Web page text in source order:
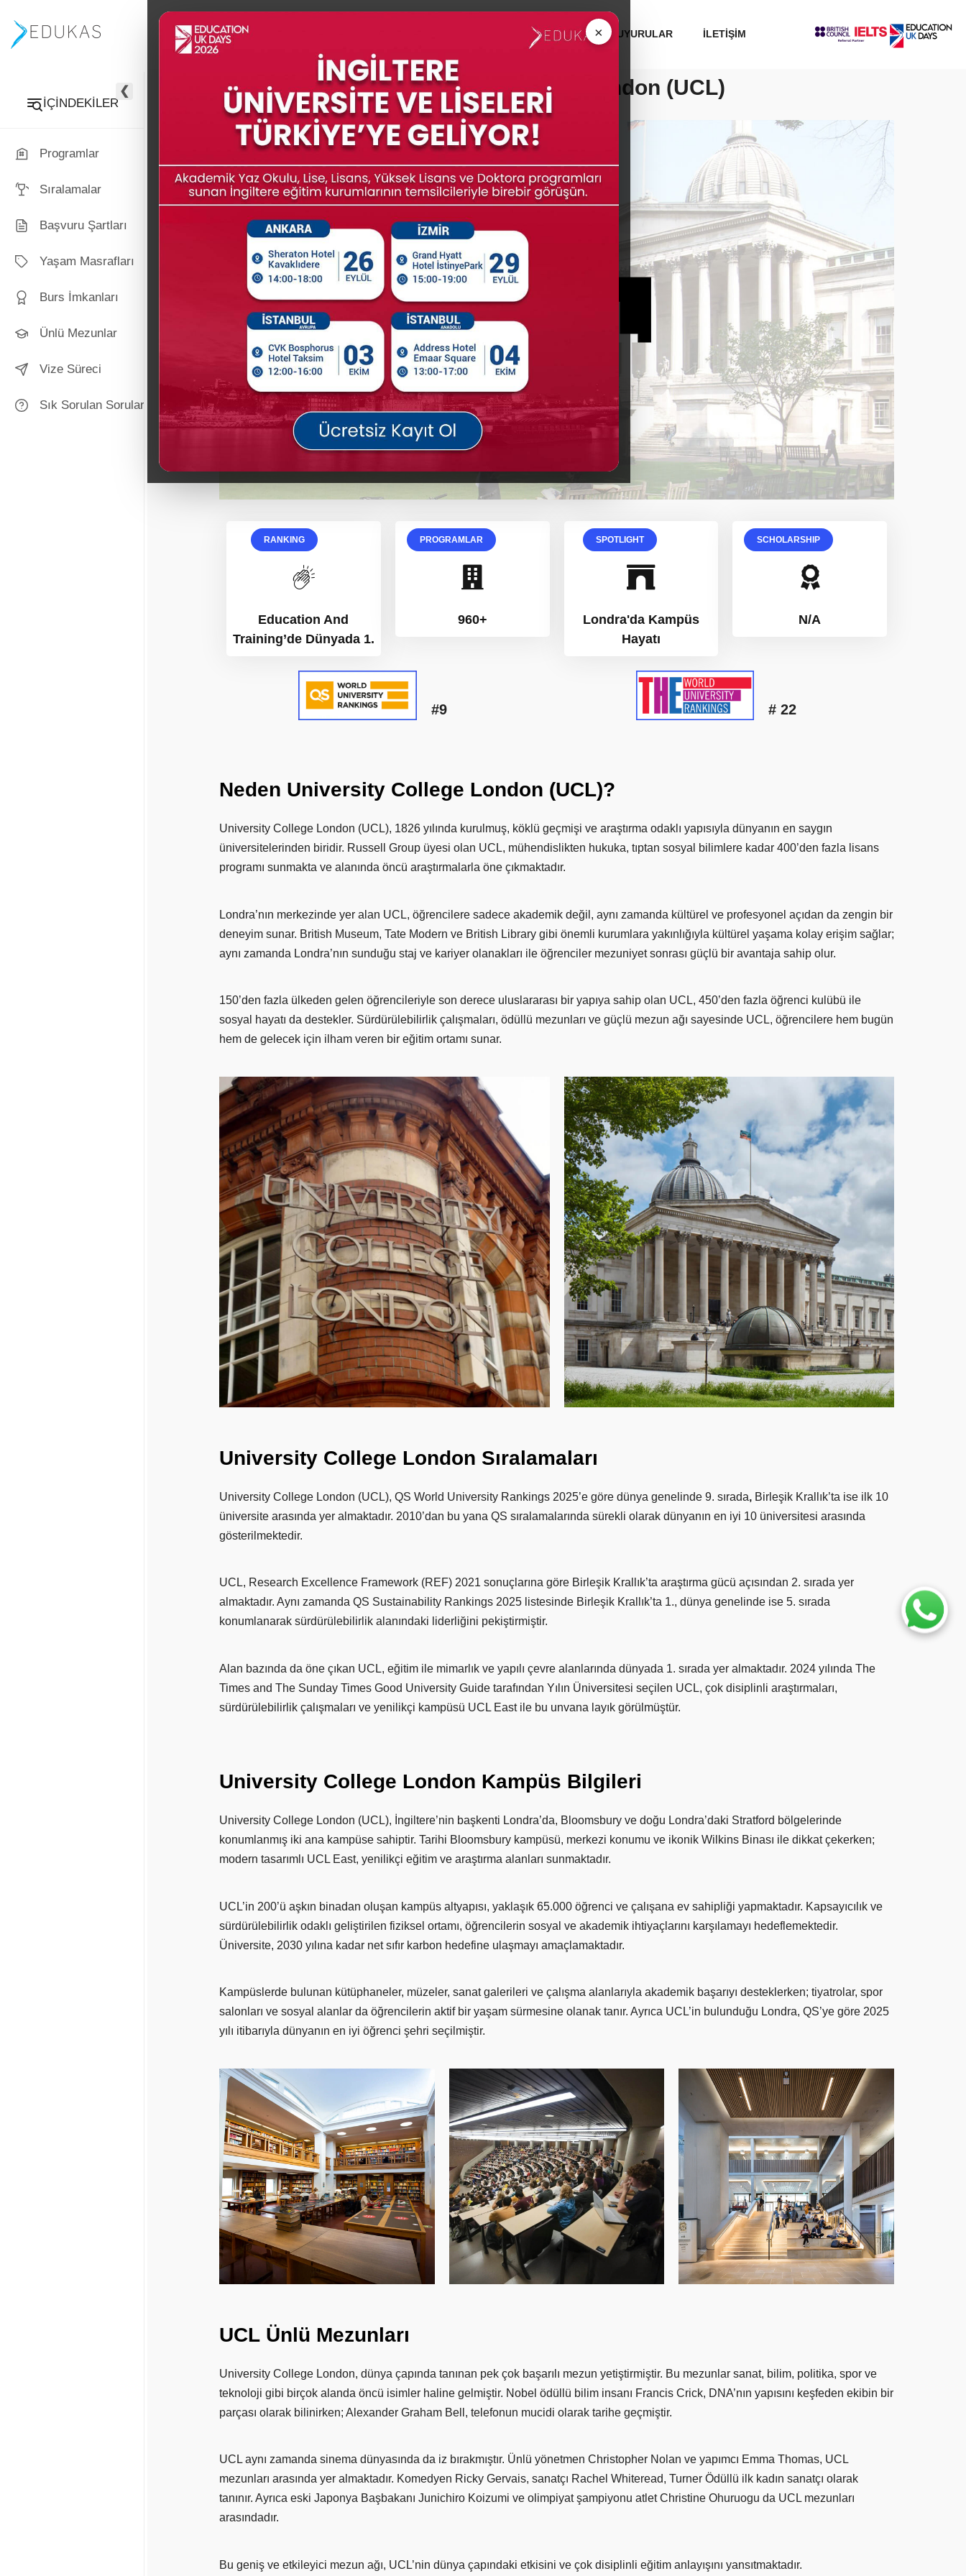
PROGRAMLAR KURUMSAL DUYURULAR İLETİŞİM
University College London (UCL)
RANKING
Education And
Training’de Dünyada 1.
PROGRAMLAR
960+
SPOTLIGHT
Londra'da Kampüs
Hayatı
SCHOLARSHIP
N/A
#9 # 22
Neden University College London (UCL)?
University College London (UCL), 1826 yılında kurulmuş, köklü geçmişi ve araştırma odaklı yapısıyla dünyanın en saygın
üniversitelerinden biridir. Russell Group üyesi olan UCL, mühendislikten hukuka, tıptan sosyal bilimlere kadar 400’den fazla lisans
programı sunmakta ve alanında öncü araştırmalarla öne çıkmaktadır.
Londra’nın merkezinde yer alan UCL, öğrencilere sadece akademik değil, aynı zamanda kültürel ve profesyonel açıdan da zengin bir
deneyim sunar. British Museum, Tate Modern ve British Library gibi önemli kurumlara yakınlığıyla kültürel yaşama kolay erişim sağlar;
aynı zamanda Londra’nın sunduğu staj ve kariyer olanakları ile öğrenciler mezuniyet sonrası güçlü bir avantaja sahip olur.
150’den fazla ülkeden gelen öğrencileriyle son derece uluslararası bir yapıya sahip olan UCL, 450’den fazla öğrenci kulübü ile
sosyal hayatı da destekler. Sürdürülebilirlik çalışmaları, ödüllü mezunları ve güçlü mezun ağı sayesinde UCL, öğrencilere hem bugün
hem de gelecek için ilham veren bir eğitim ortamı sunar.
University College London Sıralamaları
University College London (UCL), QS World University Rankings 2025’e göre dünya genelinde 9. sırada, Birleşik Krallık’ta ise ilk 10
üniversite arasında yer almaktadır. 2010’dan bu yana QS sıralamalarında sürekli olarak dünyanın en iyi 10 üniversitesi arasında
gösterilmektedir.
UCL, Research Excellence Framework (REF) 2021 sonuçlarına göre Birleşik Krallık’ta araştırma gücü açısından 2. sırada yer
almaktadır. Aynı zamanda QS Sustainability Rankings 2025 listesinde Birleşik Krallık’ta 1., dünya genelinde ise 5. sırada
konumlanarak sürdürülebilirlik alanındaki liderliğini pekiştirmiştir.
Alan bazında da öne çıkan UCL, eğitim ile mimarlık ve yapılı çevre alanlarında dünyada 1. sırada yer almaktadır. 2024 yılında The
Times and The Sunday Times Good University Guide tarafından Yılın Üniversitesi seçilen UCL, çok disiplinli araştırmaları,
sürdürülebilirlik çalışmaları ve yenilikçi kampüsü UCL East ile bu unvana layık görülmüştür.
University College London Kampüs Bilgileri
University College London (UCL), İngiltere’nin başkenti Londra’da, Bloomsbury ve doğu Londra’daki Stratford bölgelerinde
konumlanmış iki ana kampüse sahiptir. Tarihi Bloomsbury kampüsü, merkezi konumu ve ikonik Wilkins Binası ile dikkat çekerken;
modern tasarımlı UCL East, yenilikçi eğitim ve araştırma alanları sunmaktadır.
UCL’in 200’ü aşkın binadan oluşan kampüs altyapısı, yaklaşık 65.000 öğrenci ve çalışana ev sahipliği yapmaktadır. Kapsayıcılık ve
sürdürülebilirlik odaklı geliştirilen fiziksel ortamı, öğrencilerin sosyal ve akademik ihtiyaçlarını karşılamayı hedeflemektedir.
Üniversite, 2030 yılına kadar net sıfır karbon hedefine ulaşmayı amaçlamaktadır.
Kampüslerde bulunan kütüphaneler, müzeler, sanat galerileri ve çalışma alanlarıyla akademik başarıyı desteklerken; tiyatrolar, spor
salonları ve sosyal alanlar da öğrencilerin aktif bir yaşam sürmesine olanak tanır. Ayrıca UCL’in bulunduğu Londra, QS’ye göre 2025
yılı itibarıyla dünyanın en iyi öğrenci şehri seçilmiştir.
UCL Ünlü Mezunları
University College London, dünya çapında tanınan pek çok başarılı mezun yetiştirmiştir. Bu mezunlar sanat, bilim, politika, spor ve
teknoloji gibi birçok alanda öncü isimler haline gelmiştir. Nobel ödüllü bilim insanı Francis Crick, DNA’nın yapısını keşfeden ekibin bir
parçası olarak bilinirken; Alexander Graham Bell, telefonun mucidi olarak tarihe geçmiştir.
UCL aynı zamanda sinema dünyasında da iz bırakmıştır. Ünlü yönetmen Christopher Nolan ve yapımcı Emma Thomas, UCL
mezunları arasında yer almaktadır. Komedyen Ricky Gervais, sanatçı Rachel Whiteread, Turner Ödüllü ilk kadın sanatçı olarak
tanınır. Ayrıca eski Japonya Başbakanı Junichiro Koizumi ve olimpiyat şampiyonu atlet Christine Ohuruogu da UCL mezunları
arasındadır.
Bu geniş ve etkileyici mezun ağı, UCL’nin dünya çapındaki etkisini ve çok disiplinli eğitim anlayışını yansıtmaktadır.
❮
İÇİNDEKİLER
Programlar
Sıralamalar
Başvuru Şartları
Yaşam Masrafları
Burs İmkanları
Ünlü Mezunlar
Vize Süreci
Sık Sorulan Sorular